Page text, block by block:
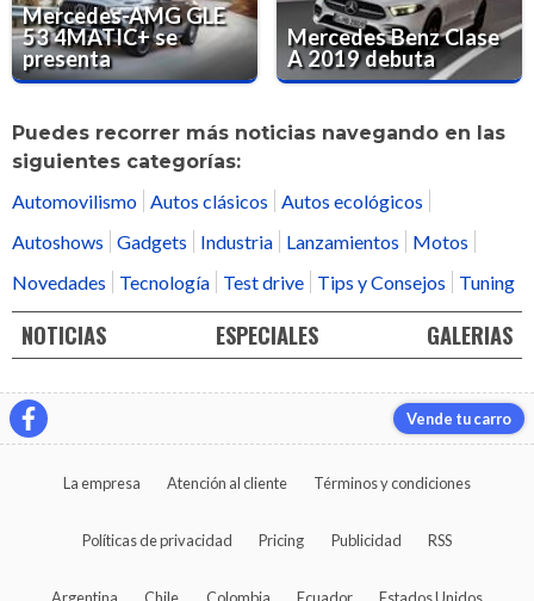
Mercedes-AMG GLE
53 4MATIC+ se
presenta
Mercedes Benz Clase
A 2019 debuta
Puedes recorrer más noticias navegando en las
siguientes categorías:
Automovilismo Autos clásicos
Autos ecológicos
Autoshows
Gadgets Industria Lanzamientos
Motos
Novedades
Tecnología Test drive Tips y Consejos Tuning
NOTICIAS ESPECIALES GALERIAS
Vende tu carro
La empresa Atención al cliente Términos y condiciones
Políticas de privacidad Pricing Publicidad RSS